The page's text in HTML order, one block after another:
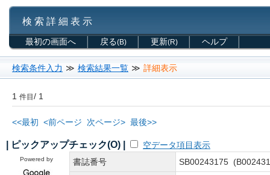
検 索 詳 細 表 示
最初の画面へ 戻る(B) 更新(R) ヘルプ
検索条件入力 ≫ 検索結果一覧 ≫ 詳細表示
1 件目/ 1
<<最初 <前ページ 次ページ> 最後>>
| ピックアップチェック(O) | 空データ項目表示
Powered by 書誌番号 SB00243175